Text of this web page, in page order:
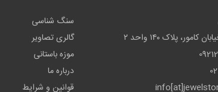
پلاک ۱۴۰ واحد ۲
سنگ شناسی
گالری تصاویر
موزه باستانی
درباره ما
قوانین و شرایط